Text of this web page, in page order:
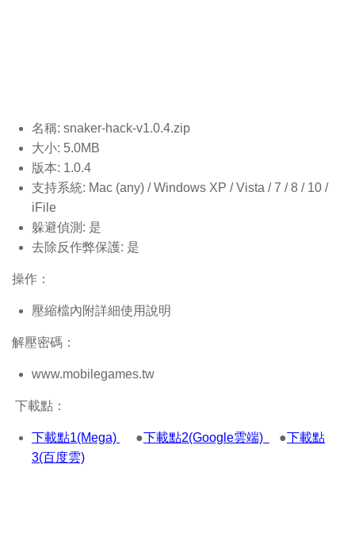
名稱: snaker-hack-v1.0.4.zip
大小: 5.0MB
版本: 1.0.4
支持系統: Mac (any) / Windows XP / Vista / 7 / 8 / 10 /
iFile
躲避偵測: 是
去除反作弊保護: 是
操作：
壓縮檔內附詳細使用說明
解壓密碼：
www.mobilegames.tw
下載點：
下載點1(Mega) ●下載點2(Google雲端) ●下載點
3(百度雲)